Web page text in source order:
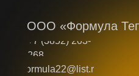
formula22@list.ru
ООО «Формула
+7 (3852) 203-
268